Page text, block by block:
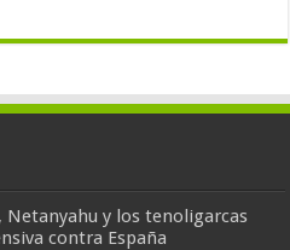
Netanyahu y los tenoligarcas
contra España